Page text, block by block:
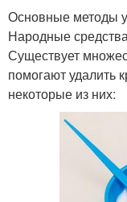
Основные методы
Народные
Существует
помогают удалить
некоторые из них: